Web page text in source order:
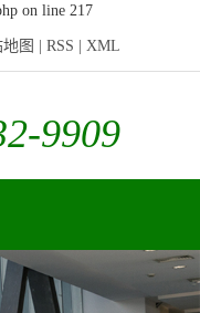
on line 217
地图 RSS XML
9909